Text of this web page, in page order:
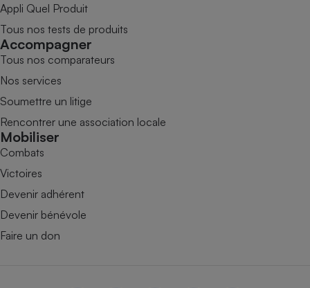
Appli Quel Produit
Tous nos tests de produits
Accompagner
Tous nos comparateurs
Nos services
Soumettre un litige
Rencontrer une association locale
Mobiliser
Combats
Victoires
Devenir adhérent
Devenir bénévole
Faire un don